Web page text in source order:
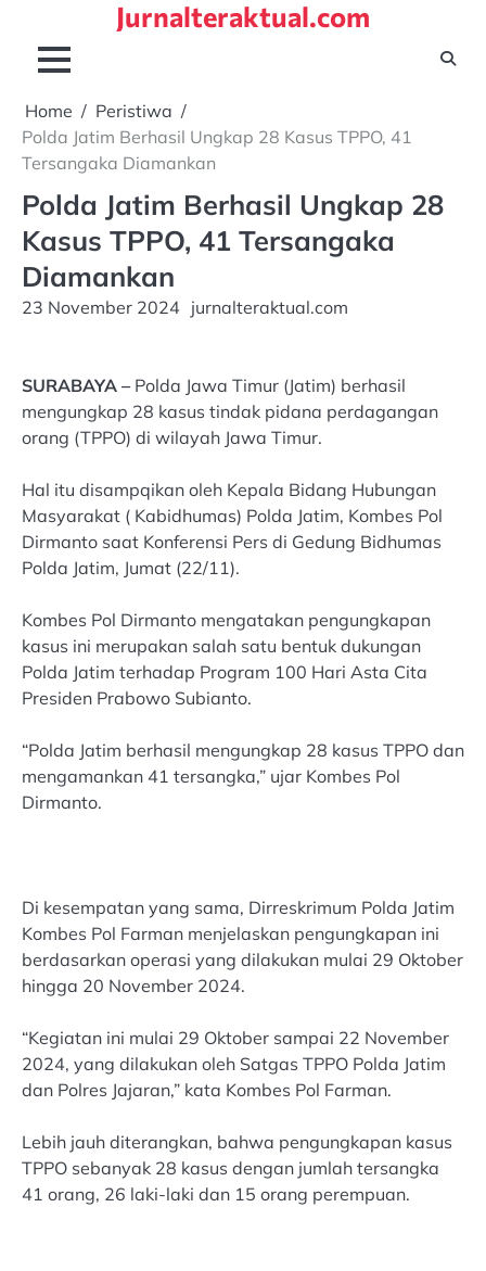
content
Jurnalteraktual.com
Home
Peristiwa
Polda Jatim Berhasil Ungkap 28 Kasus TPPO, 41
Tersangaka Diamankan
Polda Jatim Berhasil Ungkap 28
Kasus TPPO, 41 Tersangaka
Diamankan
23 November 2024 jurnalteraktual.com
SURABAYA –Polda Jawa Timur (Jatim) berhasil
mengungkap 28 kasus tindak pidana perdagangan
orang (TPPO) di wilayah Jawa Timur.
Hal itu disampqikan oleh Kepala Bidang Hubungan
Masyarakat ( Kabidhumas) Polda Jatim, Kombes Pol
Dirmanto saat Konferensi Pers di Gedung Bidhumas
Polda Jatim, Jumat (22/11).
Kombes Pol Dirmanto mengatakan pengungkapan
kasus ini merupakan salah satu bentuk dukungan
Polda Jatim terhadap Program 100 Hari Asta Cita
Presiden Prabowo Subianto.
“Polda Jatim berhasil mengungkap 28 kasus TPPO dan
mengamankan 41 tersangka,” ujar Kombes Pol
Dirmanto.
Di kesempatan yang sama, Dirreskrimum Polda Jatim
Kombes Pol Farman menjelaskan pengungkapan ini
berdasarkan operasi yang dilakukan mulai 29 Oktober
hingga 20 November 2024.
“Kegiatan ini mulai 29 Oktober sampai 22 November
2024, yang dilakukan oleh Satgas TPPO Polda Jatim
dan Polres Jajaran,” kata Kombes Pol Farman.
Lebih jauh diterangkan, bahwa pengungkapan kasus
TPPO sebanyak 28 kasus dengan jumlah tersangka
41 orang, 26 laki-laki dan 15 orang perempuan.